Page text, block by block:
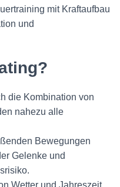
mit Kraftaufbau
und
die Kombination von
nahezu alle
Bewegungen
Gelenke und
Wetter und Jahreszeit